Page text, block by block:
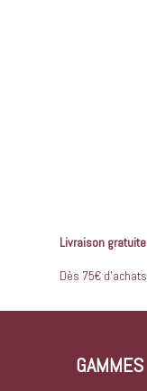
Livraison gratuite
Dès 75€ d’achats
GAMMES